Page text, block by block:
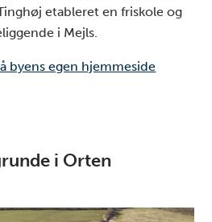
etableret en friskole og
i Mejls.
byens egen hjemmeside
i Orten